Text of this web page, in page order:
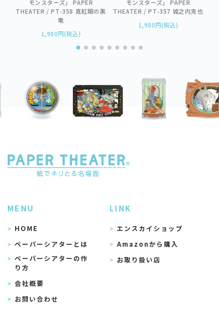
モンスターズ」 PAPER
THEATER / PT-358 真紅眼の黒
竜
1,980円(税込)
モンスターズ」 PAPER
THEATER / PT-357 城之内克也
1,980円(税込)
MENU
HOME
ペーパーシアターとは
ペーパーシアターの作
り方
会社概要
お問い合わせ
LINK
エンスカイショップ
Amazonから購入
お取り扱い店